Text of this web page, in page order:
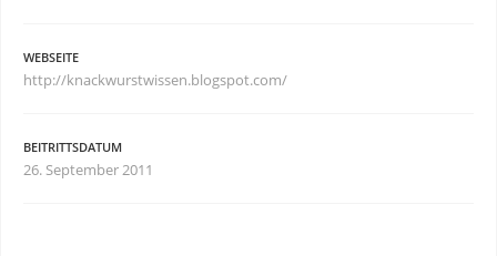
WEBSEITE
http://knackwurstwissen.blogspot.com/
BEITRITTSDATUM
26. September 2011